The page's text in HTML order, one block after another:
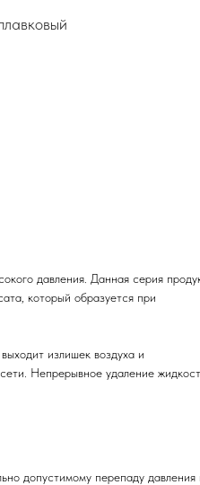
давления. Данная серия
который образуется при
излишек воздуха и
Непрерывное удаление
допустимому перепаду давления